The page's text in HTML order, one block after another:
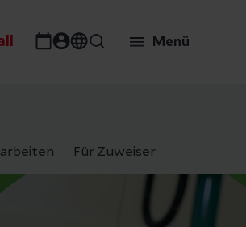
Menü
arbeiten Für Zuweiser